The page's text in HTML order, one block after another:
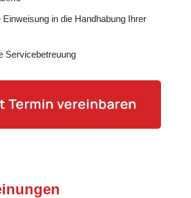
Einweisung in die Handhabung Ihrer
Servicebetreuung